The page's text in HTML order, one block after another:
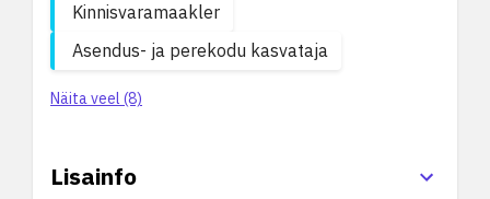
Kinnisvaramaakler
Asendus- ja perekodu kasvataja
Näita veel (8)
Lisainfo